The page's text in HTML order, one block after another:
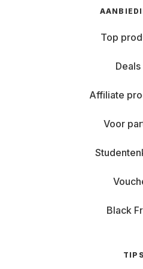
verschillende van je
zorgen te maken over
gaminglaptops dan voor
zelfs de beste
is dus goed dat je in de
Het juiste formaat
het nu gaat om een
Top
Deals
Affiliate
Voor
Black
TIPS